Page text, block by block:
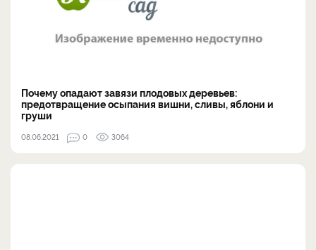
Почему опадают завязи плодовых деревьев:
предотвращение осыпания вишни, сливы, яблони и
груши
08.06.2021 0 3064